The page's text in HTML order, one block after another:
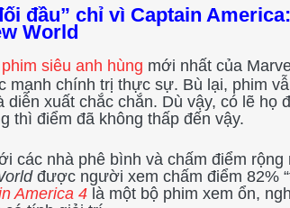
đầu” chỉ vì Captain America:
World
phim siêu anh hùng mới nhất của
mạnh chính trị thực sự. Bù lại, phim
xuất chắc chắn. Dù vậy, có lẽ họ
thì điểm đã không thấp đến vậy.
các nhà phê bình và chấm điểm rộng
được người xem chấm điểm 82%
America 4là một bộ phim xem ổn,